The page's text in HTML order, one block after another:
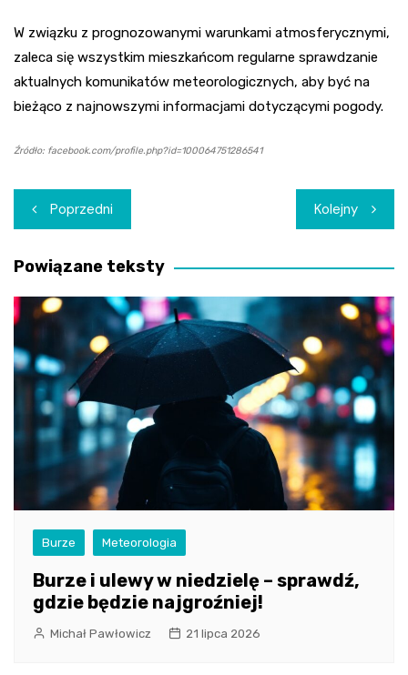
W związku z prognozowanymi warunkami atmosferycznymi,
zaleca się wszystkim mieszkańcom regularne sprawdzanie
aktualnych komunikatów meteorologicznych, aby być na
bieżąco z najnowszymi informacjami dotyczącymi pogody.
Źródło: facebook.com/profile.php?id=100064751286541
Nawigacja
wpisu
Poprzedni Kolejny
Powiązane teksty
Burze Meteorologia
Burze i ulewy w niedzielę – sprawdź,
gdzie będzie najgroźniej!
Michał Pawłowicz 21 lipca 2026